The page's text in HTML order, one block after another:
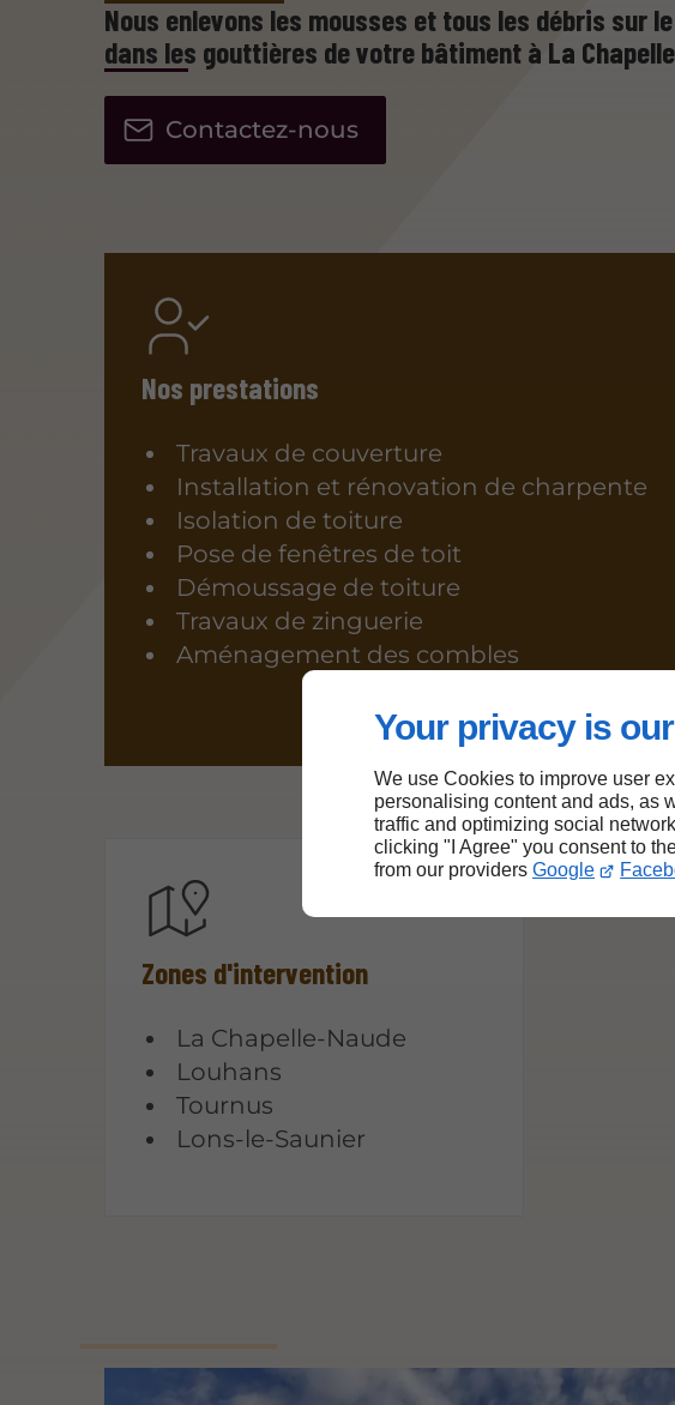
Your privacy is
We use Cookies to improve user
personalising content and ads, as
traffic and optimizing social
clicking "I Agree" you consent to
from our providers Google
Nous enlevons les mousses et tous les débris sur
dans les gouttières de votre bâtiment à La
Contactez-nous
Nos prestations
Travaux de couverture
Installation et rénovation de charpente
Isolation de toiture
Pose de fenêtres de toit
Démoussage de toiture
Travaux de zinguerie
Aménagement des combles
Zones d'intervention
La Chapelle-Naude
Louhans
Tournus
Lons-le-Saunier